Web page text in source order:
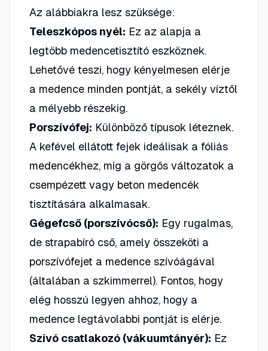
Az alábbiakra lesz szüksége:
Teleszkópos nyél: Ez az alapja a
legtöbb medencetisztító eszköznek.
Lehetővé teszi, hogy kényelmesen elérje
a medence minden pontját, a sekély víztől
a mélyebb részekig.
Porszívófej: Különböző típusok léteznek.
A kefével ellátott fejek ideálisak a fóliás
medencékhez, míg a görgős változatok a
csempézett vagy beton medencék
tisztítására alkalmasak.
Gégefcső (porszívócső): Egy rugalmas,
de strapabíró cső, amely összeköti a
porszívófejet a medence szívóágával
(általában a szkimmerrel). Fontos, hogy
elég hosszú legyen ahhoz, hogy a
medence legtávolabbi pontját is elérje.
Szívó csatlakozó (vákuumtányér): Ez